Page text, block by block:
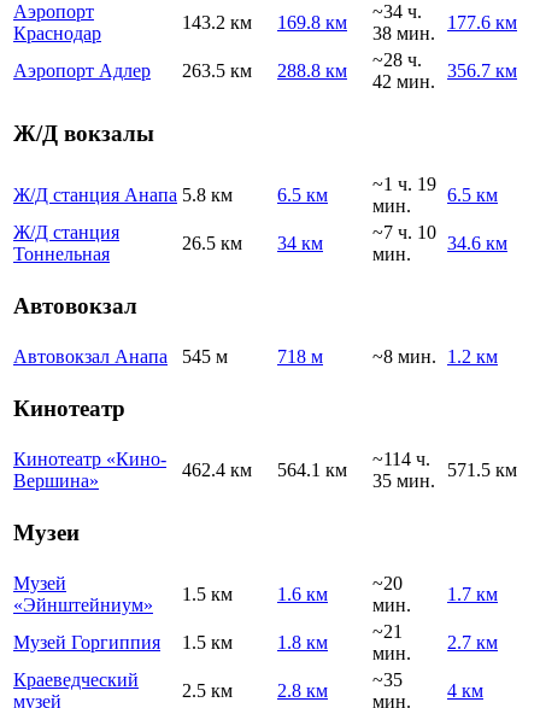
Аэропорт
Краснодар
143.2 км 169.8 км
~34 ч.
38 мин.
177.6 км
Аэропорт Адлер 263.5 км 288.8 км
~28 ч.
42 мин.
356.7 км
Ж/Д вокзалы
Ж/Д станция Анапа 5.8 км 6.5 км
~1 ч. 19
мин.
6.5 км
Ж/Д станция
Тоннельная
26.5 км 34 км
~7 ч. 10
мин.
34.6 км
Автовокзал
Автовокзал Анапа 545 м 718 м ~8 мин. 1.2 км
Кинотеатр
Кинотеатр «Кино-
Вершина»
462.4 км 564.1 км
~114 ч.
35 мин.
571.5 км
Музеи
Музей
«Эйнштейниум»
1.5 км 1.6 км
~20
мин.
1.7 км
Музей Горгиппия 1.5 км 1.8 км
~21
мин.
2.7 км
Краеведческий
музей
2.5 км 2.8 км
~35
мин.
4 км